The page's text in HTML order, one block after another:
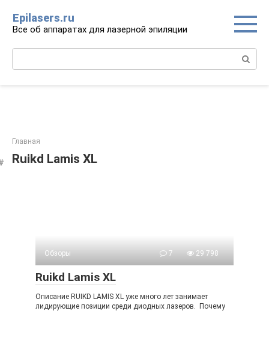
контенту
Epilasers.ru
Все об аппаратах для лазерной эпиляции
Поиск:
Главная
Ruikd Lamis XL
Обзоры 7 29 798
Ruikd Lamis XL
Описание RUIKD LAMIS XL уже много лет занимает
лидирующие позиции среди диодных лазеров. Почему